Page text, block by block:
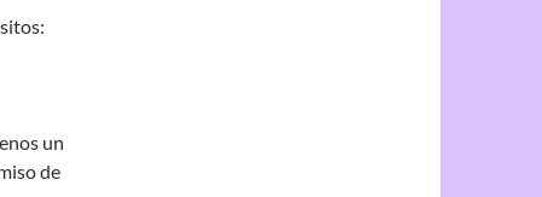
un
de